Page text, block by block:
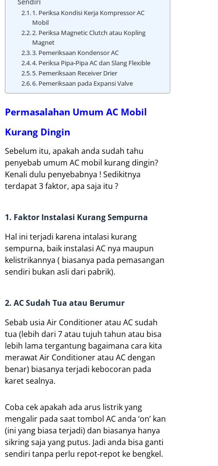
1. Periksa Kondisi Kerja Kompressor AC
Mobil
2. Periksa Magnetic Clutch atau Kopling
Magnet
3. Pemeriksaan Kondensor AC
4. Periksa Pipa-Pipa AC dan Slang Flexible
5. Pemeriksaan Receiver Drier
6. Pemeriksaan pada Expansi Valve
Permasalahan Umum AC Mobil
Kurang Dingin
Sebelum itu, apakah anda sudah tahu
penyebab umum AC mobil kurang dingin?
Kenali dulu penyebabnya ! Sedikitnya
terdapat 3 faktor, apa saja itu ?
1. Faktor Instalasi Kurang Sempurna
Hal ini terjadi karena intalasi kurang
sempurna, baik instalasi AC nya maupun
kelistrikannya ( biasanya pada pemasangan
sendiri bukan asli dari pabrik).
2. AC Sudah Tua atau Berumur
Sebab usia Air Conditioner atau AC sudah
tua (lebih dari 7 atau tujuh tahun atau bisa
lebih lama tergantung bagaimana cara kita
merawat Air Conditioner atau AC dengan
benar) biasanya terjadi kebocoran pada
karet sealnya.
Coba cek apakah ada arus listrik yang
mengalir pada saat tombol AC anda ‘on’ kan
(ini yang biasa terjadi) dan biasanya hanya
sikring saja yang putus. Jadi anda bisa ganti
sendiri tanpa perlu repot-repot ke bengkel.